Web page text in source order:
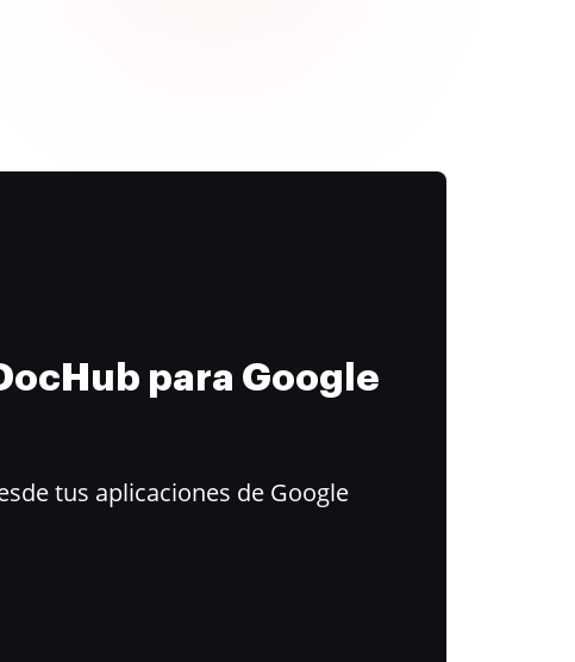
para Google
tus aplicaciones de Google